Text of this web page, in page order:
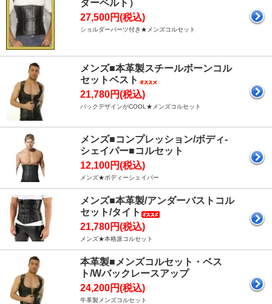
ダーベルト）
27,500円(税込)
ショルダーパーツ付き★メンズコルセット
メンズ■本革製スチールボーンコル
セットベスト
21,780円(税込)
バックデザインがCOOL★メンズコルセット
メンズ■コンプレッション/ボディ-
シェイパー■コルセット
12,100円(税込)
メンズ★ボディーシェイパー
メンズ■本革製/アンダーバストコル
セット/タイト
21,780円(税込)
メンズ★本格派コルセット
本革製■メンズコルセット・ベス
ト/Wバックレースアップ
24,200円(税込)
牛革製メンズコルセット